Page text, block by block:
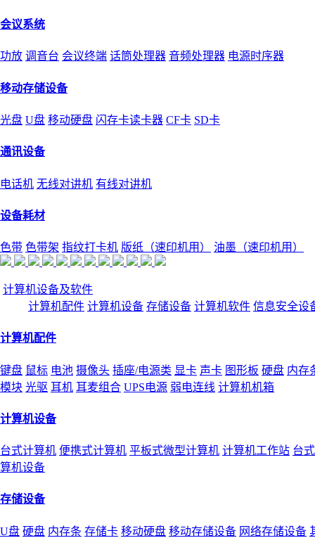
会议系统
功放 调音台 会议终端 话筒处理器 音频处理器 电源时序器
移动存储设备
光盘 U盘 移动硬盘 闪存卡读卡器 CF卡 SD卡
通讯设备
电话机 无线对讲机 有线对讲机
设备耗材
色带 色带架 指纹打卡机 版纸（速印机用） 油墨（速印机用）
计算机设备及软件
计算机配件 计算机设备 存储设备 计算机软件 信息安全设
计算机配件
键盘 鼠标 电池 摄像头 插座/电源类 显卡 声卡 图形板 硬盘 内存
模块 光驱 耳机 耳麦组合 UPS电源 弱电连线 计算机机箱
计算机设备
台式计算机 便携式计算机 平板式微型计算机 计算机工作站 台
算机设备
存储设备
U盘 硬盘 内存条 存储卡 移动硬盘 移动存储设备 网络存储设备